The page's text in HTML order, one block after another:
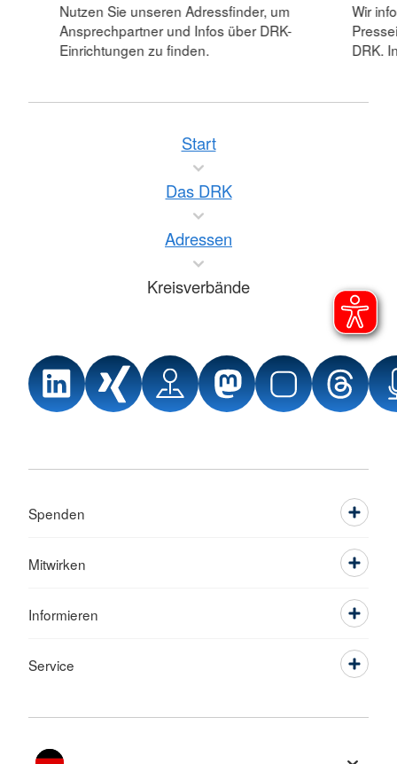
Nutzen Sie unseren Adressfinder, um
Ansprechpartner und Infos über DRK-
Einrichtungen zu finden.
Wir
DRK.
Start
Das DRK
Adressen
Kreisverbände
Spenden
Mitwirken
Informieren
Service
Sprache wechseln zu